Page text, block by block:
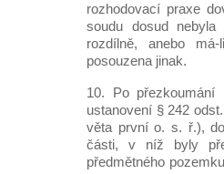
rozhodovací praxe
soudu dosud nebyla
rozdílně, anebo
posouzena jinak.
10. Po přezkoumání
ustanovení § 242
věta první o. s. ř.),
části, v níž byly
předmětného